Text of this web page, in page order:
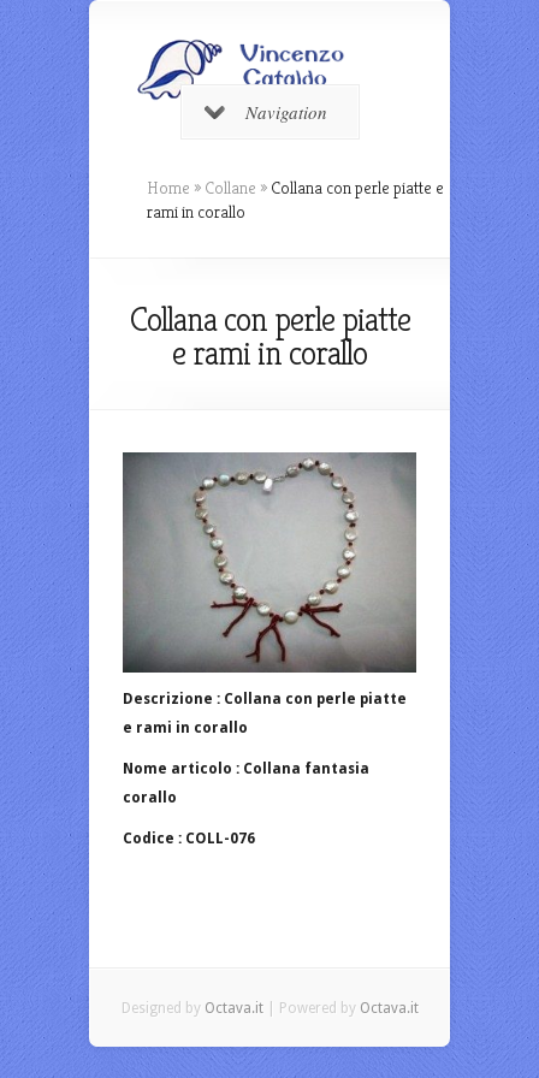
Navigation
Home » Collane » Collana con perle piatte e
rami in corallo
Collana con perle piatte
e rami in corallo
Descrizione : Collana con perle piatte
e rami in corallo
Nome articolo : Collana fantasia
corallo
Codice : COLL-076
Designed by Octava.it| Powered by Octava.it